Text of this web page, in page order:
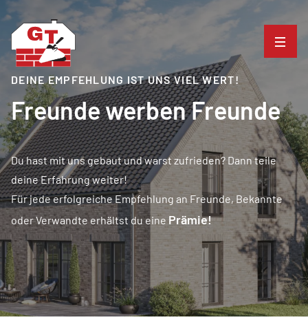
DEINE EMPFEHLUNG IST UNS VIEL WERT!
Freunde werben Freunde
Du hast mit uns gebaut und warst zufrieden? Dann teile
deine Erfahrung weiter!
Für jede erfolgreiche Empfehlung an Freunde, Bekannte
oder Verwandte erhältst du eine Prämie!